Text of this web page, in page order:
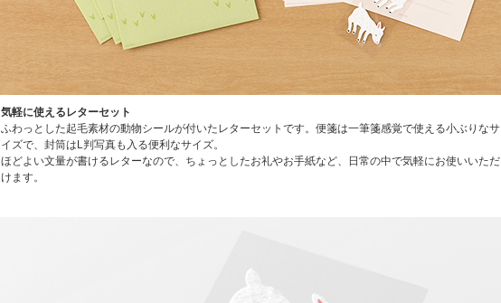
気軽に使えるレターセット
ふわっとした起毛素材の動物シールが付いたレターセットです。便箋は一筆箋感覚で使える小ぶりなサ
イズで、封筒はL判写真も入る便利なサイズ。
ほどよい文量が書けるレターなので、ちょっとしたお礼やお手紙など、日常の中で気軽にお使いいただ
けます。